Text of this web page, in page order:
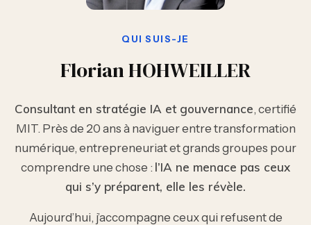
QUI SUIS-JE
Florian HOHWEILLER
Consultant en stratégie IA et gouvernance, certifié
MIT. Près de 20 ans à naviguer entre transformation
numérique, entrepreneuriat et grands groupes pour
comprendre une chose : l’IA ne menace pas ceux
qui s’y préparent, elle les révèle.
Aujourd’hui, j’accompagne ceux qui refusent de